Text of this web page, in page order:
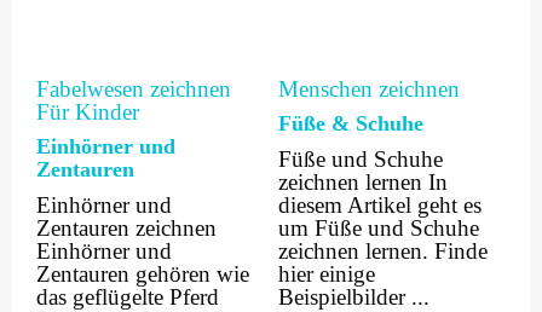
Fabelwesen zeichnen
Für Kinder
Einhörner und
Zentauren
Einhörner und
Zentauren zeichnen
Einhörner und
Zentauren gehören wie
das geflügelte Pferd
Menschen zeichnen
Füße & Schuhe
Füße und Schuhe
zeichnen lernen In
diesem Artikel geht es
um Füße und Schuhe
zeichnen lernen. Finde
hier einige
Beispielbilder ...